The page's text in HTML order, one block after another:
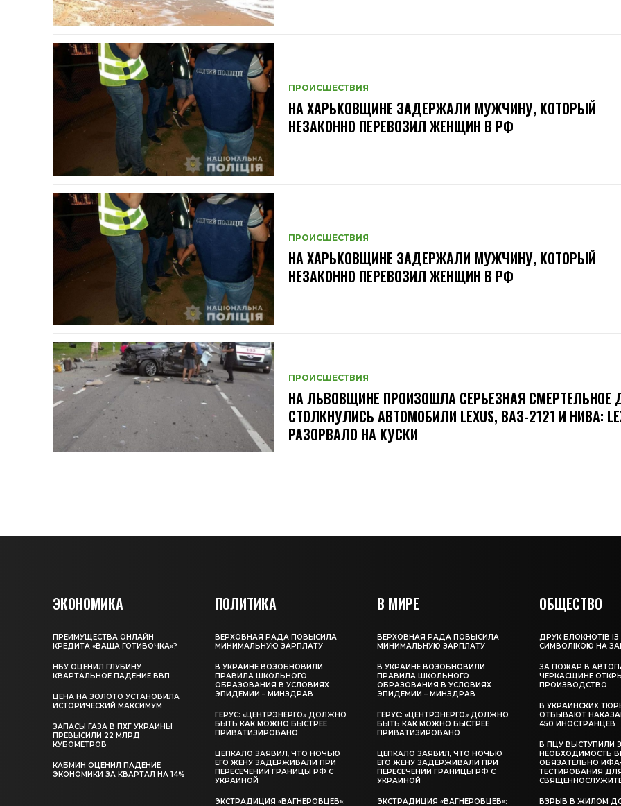
ПРОИСШЕСТВИЯ
НА ХАРЬКОВЩИНЕ ЗАДЕРЖАЛИ МУЖЧИНУ, КОТОРЫЙ
НЕЗАКОННО ПЕРЕВОЗИЛ ЖЕНЩИН В РФ
ПРОИСШЕСТВИЯ
НА ХАРЬКОВЩИНЕ ЗАДЕРЖАЛИ МУЖЧИНУ, КОТОРЫЙ
НЕЗАКОННО ПЕРЕВОЗИЛ ЖЕНЩИН В РФ
ПРОИСШЕСТВИЯ
НА ЛЬВОВЩИНЕ ПРОИЗОШЛА СЕРЬЕЗНАЯ
СТОЛКНУЛИСЬ АВТОМОБИЛИ LEXUS, ВАЗ-2121 И НИВА:
РАЗОРВАЛО НА КУСКИ
ЭКОНОМИКА
ПРЕИМУЩЕСТВА ОНЛАЙН
КРЕДИТА «ВАША ГОТИВОЧКА»?
НБУ ОЦЕНИЛ ГЛУБИНУ
КВАРТАЛЬНОЕ ПАДЕНИЕ ВВП
ЦЕНА НА ЗОЛОТО УСТАНОВИЛА
ИСТОРИЧЕСКИЙ МАКСИМУМ
ЗАПАСЫ ГАЗА В ПХГ УКРАИНЫ
ПРЕВЫСИЛИ 22 МЛРД
КУБОМЕТРОВ
КАБМИН ОЦЕНИЛ ПАДЕНИЕ
ЭКОНОМИКИ ЗА КВАРТАЛ НА 14%
ПОЛИТИКА
ВЕРХОВНАЯ РАДА ПОВЫСИЛА
МИНИМАЛЬНУЮ ЗАРПЛАТУ
В УКРАИНЕ ВОЗОБНОВИЛИ
ПРАВИЛА ШКОЛЬНОГО
ОБРАЗОВАНИЯ В УСЛОВИЯХ
ЭПИДЕМИИ – МИНЗДРАВ
ГЕРУС: «ЦЕНТРЭНЕРГО» ДОЛЖНО
БЫТЬ КАК МОЖНО БЫСТРЕЕ
ПРИВАТИЗИРОВАНО
ЦЕПКАЛО ЗАЯВИЛ, ЧТО НОЧЬЮ
ЕГО ЖЕНУ ЗАДЕРЖИВАЛИ ПРИ
ПЕРЕСЕЧЕНИИ ГРАНИЦЫ РФ С
УКРАИНОЙ
ЭКСТРАДИЦИЯ «ВАГНЕРОВЦЕВ»:
В МИРЕ
ВЕРХОВНАЯ РАДА ПОВЫСИЛА
МИНИМАЛЬНУЮ ЗАРПЛАТУ
В УКРАИНЕ ВОЗОБНОВИЛИ
ПРАВИЛА ШКОЛЬНОГО
ОБРАЗОВАНИЯ В УСЛОВИЯХ
ЭПИДЕМИИ – МИНЗДРАВ
ГЕРУС: «ЦЕНТРЭНЕРГО» ДОЛЖНО
БЫТЬ КАК МОЖНО БЫСТРЕЕ
ПРИВАТИЗИРОВАНО
ЦЕПКАЛО ЗАЯВИЛ, ЧТО НОЧЬЮ
ЕГО ЖЕНУ ЗАДЕРЖИВАЛИ ПРИ
ПЕРЕСЕЧЕНИИ ГРАНИЦЫ РФ С
УКРАИНОЙ
ЭКСТРАДИЦИЯ «ВАГНЕРОВЦЕВ»:
ОБЩЕСТВО
ДРУК БЛОКНОТІВ ІЗ
СИМВОЛІКОЮ НА
ЗА ПОЖАР В
ЧЕРКАСЩИНЕ
ПРОИЗВОДСТВО
В УКРАИНСКИХ
ОТБЫВАЮТ
450 ИНОСТРАНЦЕВ
В ПЦУ ВЫСТУПИЛИ
НЕОБХОДИМОСТЬ
ОБЯЗАТЕЛЬНО
ТЕСТИРОВАНИЯ ДЛЯ
ВЗРЫВ В ЖИЛОМ